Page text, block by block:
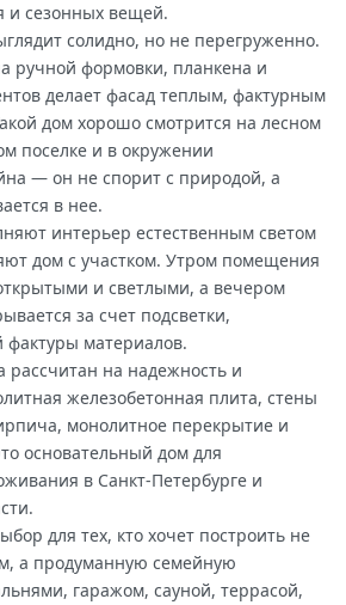
и сезонных вещей.
солидно, но не перегруженно.
ручной формовки, планкена и
делает фасад теплым, фактурным
дом хорошо смотрится на лесном
поселке и в окружении
— он не спорит с природой, а
в нее.
интерьер естественным светом
дом с участком. Утром помещения
и светлыми, а вечером
за счет подсветки,
фактуры материалов.
рассчитан на надежность и
железобетонная плита, стены
монолитное перекрытие и
основательный дом для
в Санкт-Петербурге и
для тех, кто хочет построить не
а продуманную семейную
гаражом, сауной, террасой,